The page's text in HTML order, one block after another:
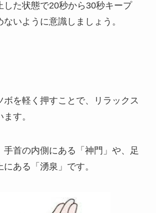
した状態で20秒から30秒キープ
ないように意識しましょう。
ボを軽く押すことで、リラックス
す。
手首の内側にある「神門」や、足
ある「湧泉」です。